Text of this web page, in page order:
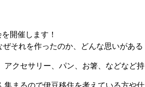
開催します！
それを作ったのか、どんな思いがある
クセサリー、パン、お箸、などなど持
まるので伊豆移住を考えている方や仕